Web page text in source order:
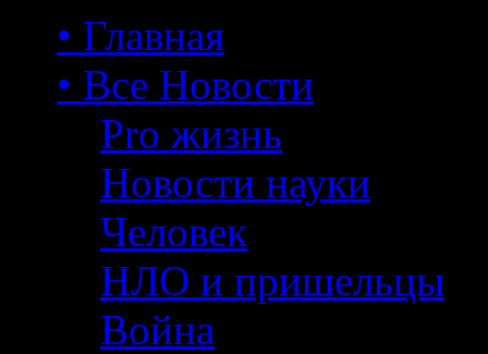
• Главная
• Все Новости
Pro жизнь
Новости науки
Человек
НЛО и пришельцы
Война